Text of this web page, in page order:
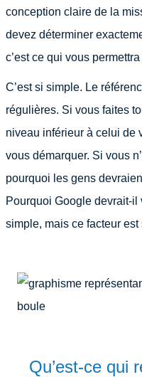
conception claire de la
devez déterminer
c’est ce qui vous
C’est si simple. Le
régulières. Si vous faites
niveau inférieur à celui de
vous démarquer. Si vous
pourquoi les gens
Pourquoi Google devrait-
simple, mais ce facteur
Qu’est-ce qui